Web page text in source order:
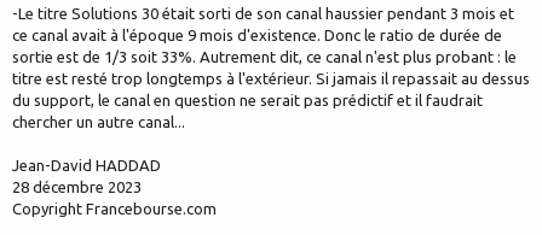
-Le titre Solutions 30 était sorti de son canal haussier pendant 3 mois et
ce canal avait à l'époque 9 mois d'existence. Donc le ratio de durée de
sortie est de 1/3 soit 33%. Autrement dit, ce canal n'est plus probant : le
titre est resté trop longtemps à l'extérieur. Si jamais il repassait au dessus
du support, le canal en question ne serait pas prédictif et il faudrait
chercher un autre canal...
Jean-David HADDAD
28 décembre 2023
Copyright Francebourse.com